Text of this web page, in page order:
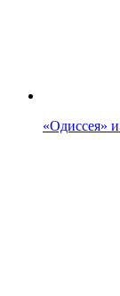
«Одиссея»